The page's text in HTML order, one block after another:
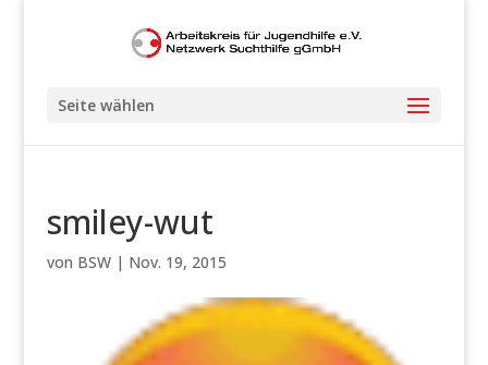
Seite wählen
smiley-wut
von BSW| Nov. 19, 2015